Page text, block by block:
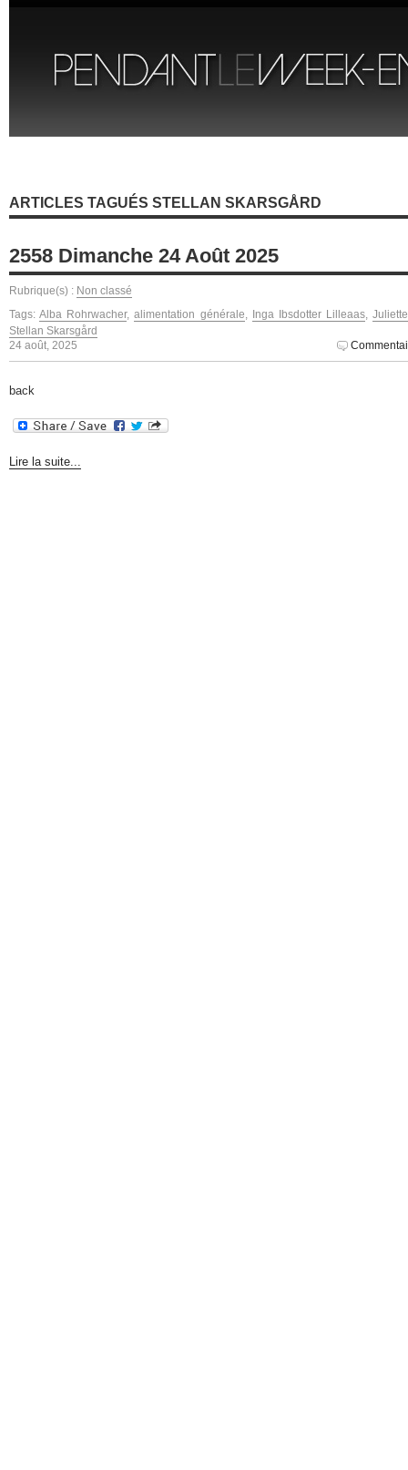
ARTICLES TAGUÉS STELLAN SKARSGÅRD
2558 Dimanche 24 Août 2025
Rubrique(s) : Non classé
Tags:Alba Rohrwacher,alimentation générale, Inga Ibsdotter Lilleaas,
Stellan Skarsgård
24 août, 2025
back
Lire la suite...